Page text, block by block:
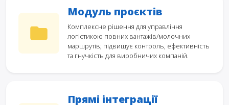
Модуль проєктів
Комплексне рішення для управління
логістикою повних вантажів/молочних
маршрутів; підвищує контроль, ефективність
та гнучкість для виробничих компаній.
Прямі інтеграції